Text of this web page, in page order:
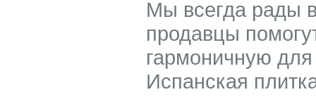
Мы всегда рады
продавцы
гармоничную
Испанская